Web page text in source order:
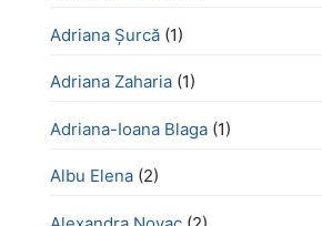
Adriana Șurcă (1)
Adriana Zaharia (1)
Adriana-Ioana Blaga (1)
Albu Elena (2)